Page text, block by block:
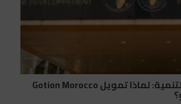
البنك الإفريقي للتنمية: لماذا تمويل Gotion Morocco